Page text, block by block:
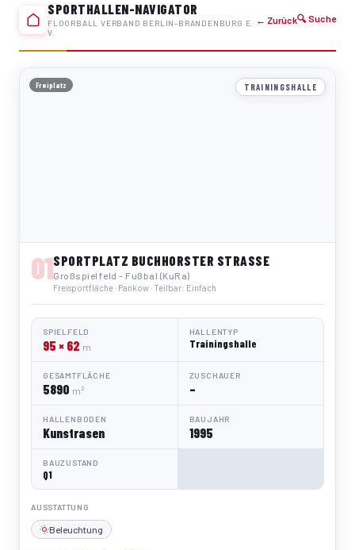
SPORTHALLEN-NAVIGATOR
FLOORBALL VERBAND BERLIN-BRANDENBURG E.
V.
← Zurück🔍 Suche
TRAININGSHALLE
Freiplatz
01SPORTPLATZ BUCHHORSTER STRASSE
Großspielfeld - Fußbal (KuRa)
Freisportfläche · Pankow · Teilbar: Einfach
SPIELFELD
95 × 62 m
HALLENTYP
Trainingshalle
GESAMTFLÄCHE
5890 m²
ZUSCHAUER
–
HALLENBODEN
Kunstrasen
BAUJAHR
1995
BAUZUSTAND
Q1
AUSSTATTUNG
Beleuchtung